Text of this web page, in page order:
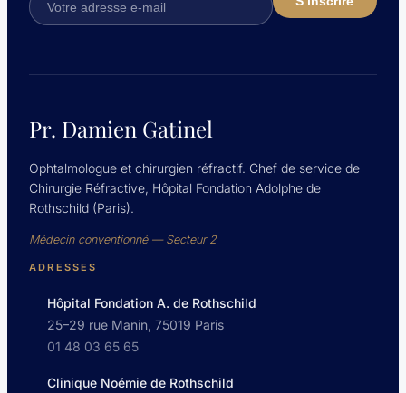
Pr. Damien Gatinel
Ophtalmologue et chirurgien réfractif. Chef de service de
Chirurgie Réfractive, Hôpital Fondation Adolphe de
Rothschild (Paris).
Médecin conventionné — Secteur 2
ADRESSES
Hôpital Fondation A. de Rothschild
25–29 rue Manin, 75019 Paris
01 48 03 65 65
Clinique Noémie de Rothschild